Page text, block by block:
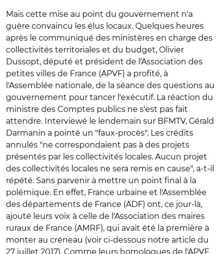
Mais cette mise au point du gouvernement n'a
guère convaincu les élus locaux. Quelques heures
après le communiqué des ministères en charge des
collectivités territoriales et du budget, Olivier
Dussopt, député et président de l'Association des
petites villes de France (APVF) a profité, à
l'Assemblée nationale, de la séance des questions au
gouvernement pour tancer l'exécutif. La réaction du
ministre des Comptes publics ne s'est pas fait
attendre. Interviewé le lendemain sur BFMTV, Gérald
Darmanin a pointé un "faux-procès". Les crédits
annulés "ne correspondaient pas à des projets
présentés par les collectivités locales. Aucun projet
des collectivités locales ne sera remis en cause", a-t-il
répété. Sans parvenir à mettre un point final à la
polémique. En effet, France urbaine et l'Assemblée
des départements de France (ADF) ont, ce jour-là,
ajouté leurs voix à celle de l'Association des maires
ruraux de France (AMRF), qui avait été la première à
monter au créneau (voir ci-dessous notre article du
27 juillet 2017). Comme leurs homologues de l'APVF